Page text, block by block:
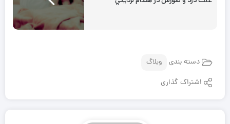
دسته بندی وبلاگ
اشتراک گذاری